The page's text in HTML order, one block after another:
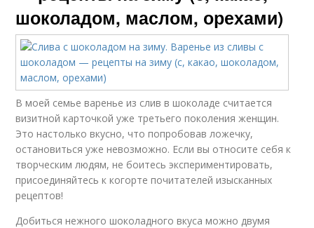
шоколадом, маслом, орехами)
В моей семье варенье из слив в шоколаде считается
визитной карточкой уже третьего поколения женщин.
Это настолько вкусно, что попробовав ложечку,
остановиться уже невозможно. Если вы относите себя к
творческим людям, не боитесь экспериментировать,
присоединяйтесь к когорте почитателей изысканных
рецептов!
Добиться нежного шоколадного вкуса можно двумя